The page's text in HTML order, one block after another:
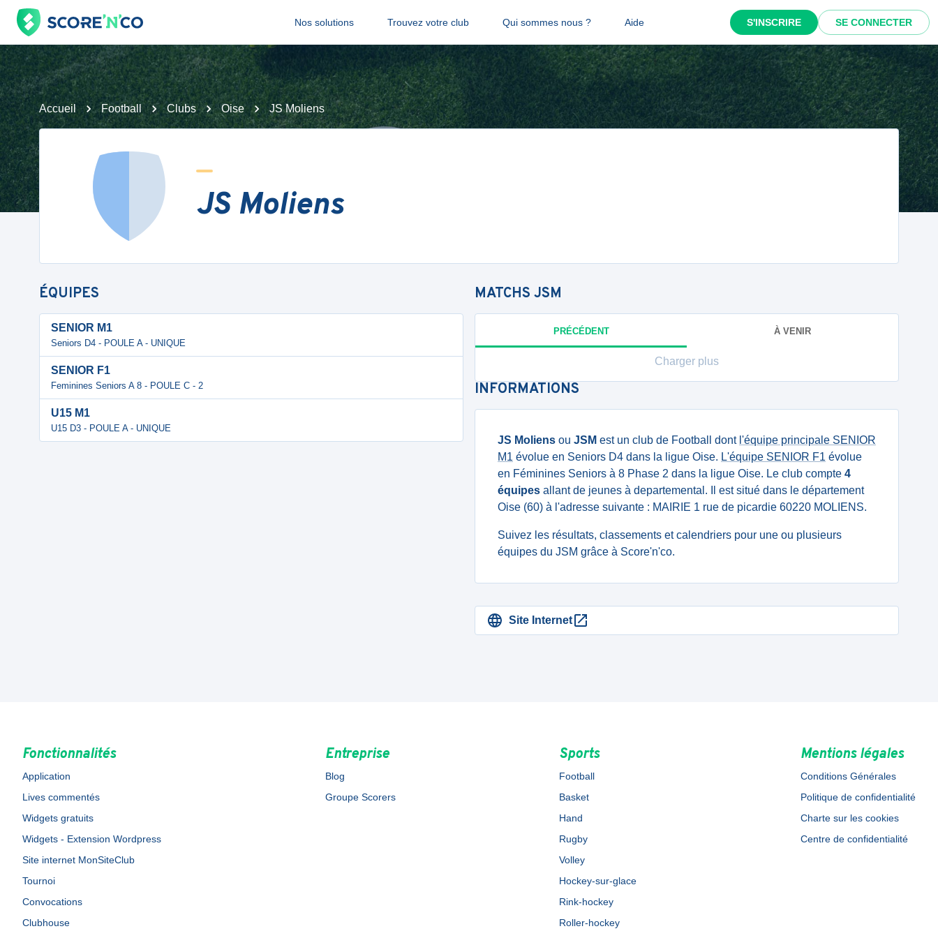
Nos solutions Trouvez votre club Qui sommes nous ? Aide S'INSCRIRE SE CONNECTER
Accueil Football Clubs Oise JS Moliens
JS Moliens
ÉQUIPES
SENIOR M1
Seniors D4 - POULE A - UNIQUE
SENIOR F1
Feminines Seniors A 8 - POULE C - 2
U15 M1
U15 D3 - POULE A - UNIQUE
MATCHS JSM
PRÉCÉDENT À VENIR
Charger plus
INFORMATIONS
JS Moliens ou JSM est un club de Football dont l'équipe principale SENIOR
M1 évolue en Seniors D4 dans la ligue Oise. L'équipe SENIOR F1 évolue
en Féminines Seniors à 8 Phase 2 dans la ligue Oise. Le club compte 4
équipes allant de jeunes à departemental. Il est situé dans le département
Oise (60) à l'adresse suivante : MAIRIE 1 rue de picardie 60220 MOLIENS.
Suivez les résultats, classements et calendriers pour une ou plusieurs
équipes du JSM grâce à Score'n'co.
Site Internet
Fonctionnalités
Application
Lives commentés
Widgets gratuits
Widgets - Extension Wordpress
Site internet MonSiteClub
Tournoi
Convocations
Clubhouse
Entreprise
Blog
Groupe Scorers
Sports
Football
Basket
Hand
Rugby
Volley
Hockey-sur-glace
Rink-hockey
Roller-hockey
Mentions légales
Conditions Générales
Politique de confidentialité
Charte sur les cookies
Centre de confidentialité